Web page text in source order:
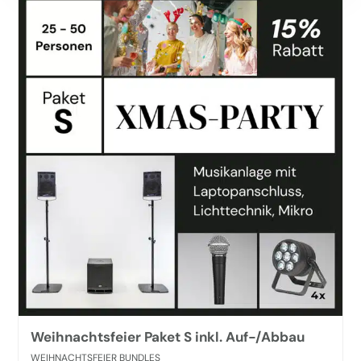
Weihnachtsfeier Paket S inkl. Auf-/Abbau
WEIHNACHTSFEIER BUNDLES